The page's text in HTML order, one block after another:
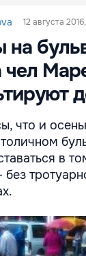
12 августа
на
что и
в
без